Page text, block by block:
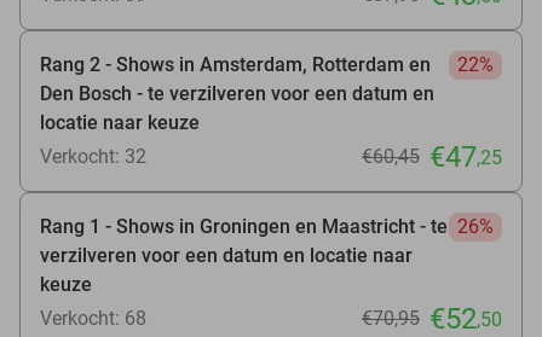
Rang 2 - Shows in Amsterdam, Rotterdam en
Den Bosch - te verzilveren voor een datum en
locatie naar keuze
22%
Verkocht: 32 €60,45 €47,25
Rang 1 - Shows in Groningen en Maastricht - te
verzilveren voor een datum en locatie naar
keuze
26%
Verkocht: 68 €70,95 €52,50